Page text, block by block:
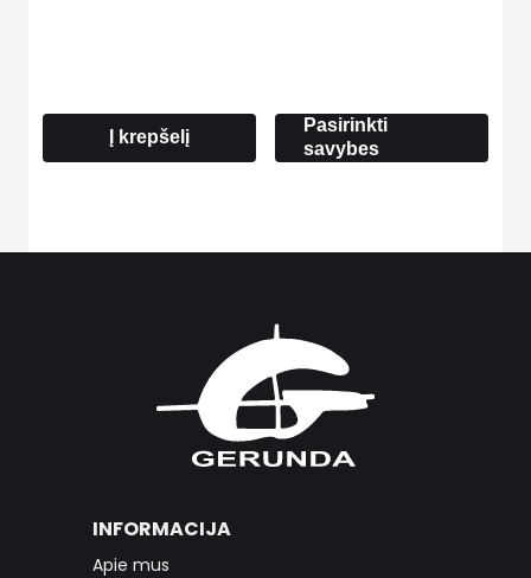
Į krepšelį
Pasirinkti
savybes
INFORMACIJA
Apie mus